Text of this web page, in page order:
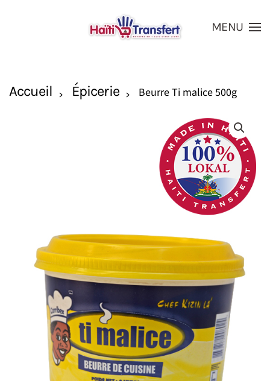
Skip to main content
MENU
Accueil Épicerie Beurre Ti malice 500g